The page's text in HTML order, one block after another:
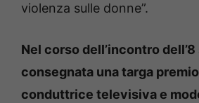
violenza sulle donne”.
Nel corso dell’incontro
consegnata una targa
conduttrice televisiva e